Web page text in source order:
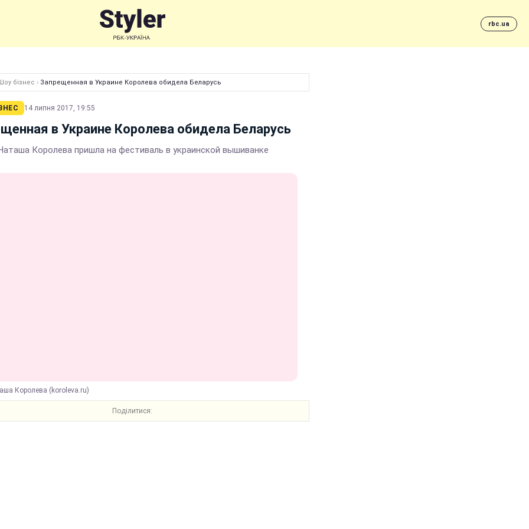
rbc.ua
бізнес › Запрещенная в Украине Королева обидела Беларусь
14 липня 2017, 19:55
в Украине Королева обидела Беларусь
Королева пришла на фестиваль в украинской вышиванке
Королева (koroleva.ru)
Поділитися: